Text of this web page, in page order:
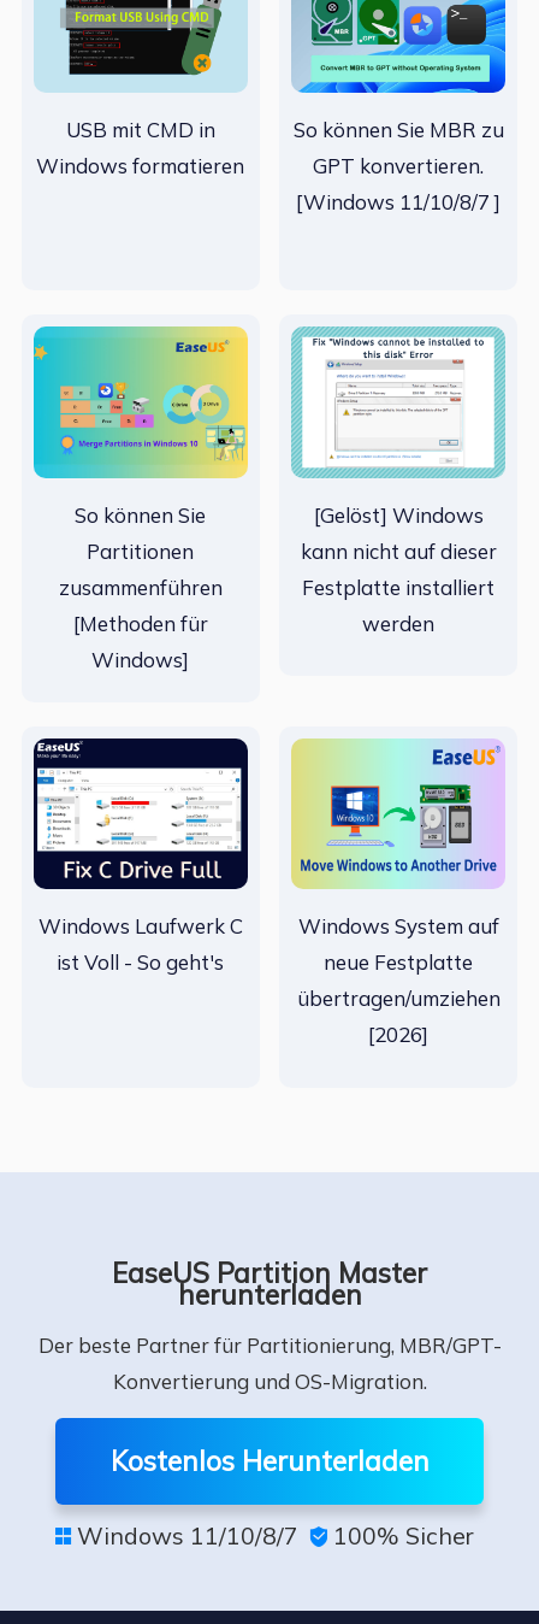
USB mit CMD in
Windows formatieren
So können Sie MBR zu
GPT konvertieren.
[Windows 11/10/8/7 ]
So können Sie
Partitionen
zusammenführen
[Methoden für
Windows]
[Gelöst] Windows
kann nicht auf dieser
Festplatte installiert
werden
Windows Laufwerk C
ist Voll - So geht's
Windows System auf
neue Festplatte
übertragen/umziehen
[2026]
EaseUS Partition Master
herunterladen
Der beste Partner für Partitionierung, MBR/GPT-
Konvertierung und OS-Migration.
Kostenlos Herunterladen
 Windows 11/10/8/7  100% Sicher